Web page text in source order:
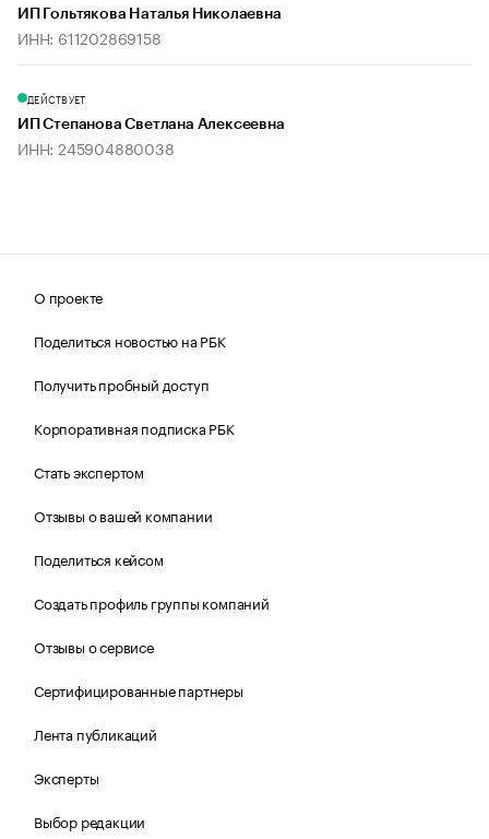
ИП Гольтякова Наталья Николаевна
ИНН: 611202869158
ДЕЙСТВУЕТ
ИП Степанова Светлана Алексеевна
ИНН: 245904880038
О проекте
Поделиться новостью на РБК
Получить пробный доступ
Корпоративная подписка РБК
Стать экспертом
Отзывы о вашей компании
Поделиться кейсом
Создать профиль группы компаний
Отзывы о сервисе
Сертифицированные партнеры
Лента публикаций
Эксперты
Выбор редакции